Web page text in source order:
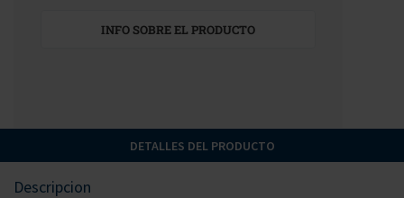
INFO SOBRE EL PRODUCTO
DETALLES DEL PRODUCTO
Descripcion